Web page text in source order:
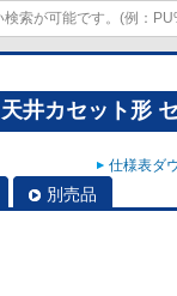
井カセット形
仕様表ダ
別売品